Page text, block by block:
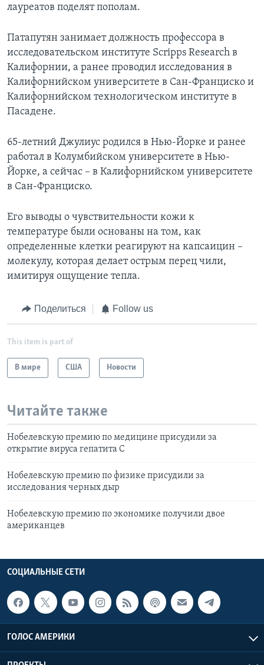
лауреатов поделят пополам.
Патапутян занимает должность профессора в
исследовательском институте Scripps Research в
Калифорнии, а ранее проводил исследования в
Калифорнийском университете в Сан-Франциско и
Калифорнийском технологическом институте в
Пасадене.
65-летний Джулиус родился в Нью-Йорке и ранее
работал в Колумбийском университете в Нью-
Йорке, а сейчас – в Калифорнийском университете
в Сан-Франциско.
Его выводы о чувствительности кожи к
температуре были основаны на том, как
определенные клетки реагируют на капсаицин –
молекулу, которая делает острым перец чили,
имитируя ощущение тепла.
Поделиться Follow us
This item is part of
В мире США Новости
Читайте также
Нобелевскую премию по медицине присудили за
открытие вируса гепатита С
Нобелевскую премию по физике присудили за
исследования черных дыр
Нобелевскую премию по экономике получили двое
американцев
СОЦИАЛЬНЫЕ СЕТИ
ГОЛОС АМЕРИКИ